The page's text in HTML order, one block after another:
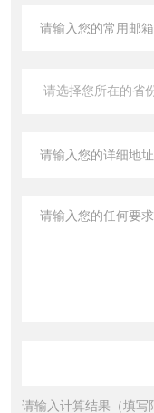
请输入计算结果（填写